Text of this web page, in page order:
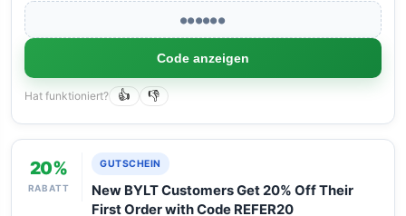
●●●●●●
Code anzeigen
Hat funktioniert? 👍 👎
20%
RABATT
GUTSCHEIN
New BYLT Customers Get 20% Off Their
First Order with Code REFER20